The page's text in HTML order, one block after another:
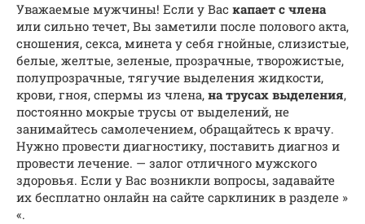
Уважаемые мужчины! Если у Вас капает с члена
или сильно течет, Вы заметили после полового акта,
сношения, секса, минета у себя гнойные, слизистые,
белые, желтые, зеленые, прозрачные, творожистые,
полупрозрачные, тягучие выделения жидкости,
крови, гноя, спермы из члена, на трусах выделения,
постоянно мокрые трусы от выделений, не
занимайтесь самолечением, обращайтесь к врачу.
Нужно провести диагностику, поставить диагноз и
провести лечение. — залог отличного мужского
здоровья. Если у Вас возникли вопросы, задавайте
их бесплатно онлайн на сайте сарклиник в разделе »
«.